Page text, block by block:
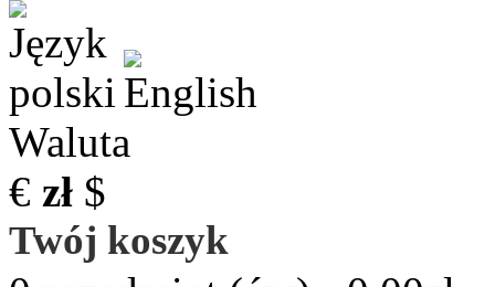
Waluta
€ zł $
Twój koszyk